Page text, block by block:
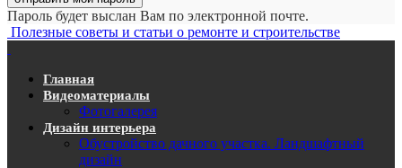
Пароль будет выслан Вам по электронной почте.
Полезные советы и статьи о ремонте и строительстве
Главная
Видеоматериалы
Фотогалерея
Дизайн интерьера
Обустройство дачного участка. Ландшафтный
дизайн